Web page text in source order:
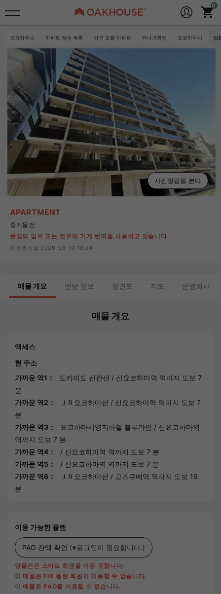
오크하우스 아파트 임대 목록 가구 포함 아파트 카나가와켄 요코하마시 신
사진일람을 본다
APARTMENT
중개물건
문장의 일부 또는 전부에 기계 번역을 사용하고 있습니다.
최종갱신일 2026-08-10 10:24
매물 개요 빈방 정보 평면도 지도 운영회사
매물 개요
액세스
현 주소
가까운 역1：
도카이도 신칸센 / 신요코하마역 역까지 도보 7
분
가까운 역2：
ＪＲ요코하마선 / 신요코하마역 역까지 도보 7
분
가까운 역3：
요코하마시영지하철 블루라인 / 신요코하마역
역까지 도보 7 분
가까운 역4：
/ 신요코하마역 역까지 도보 7 분
가까운 역5：
/ 신요코하마역 역까지 도보 7 분
가까운 역6：
ＪＲ요코하마선 / 고즈쿠에역 역까지 도보 19
분
이용 가능한 플랜
PAO 잔액 확인 (※로그인이 필요합니다.)
당물건은 스마트 회원을 이용 못합니다.
이 매물은 FIX 플랜 회원이 이용할 수 없습니다.
이 매물은 PAO를 이용할 수 없습니다.